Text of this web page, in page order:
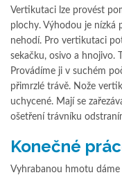
Vertikutaci lze provést
plochy. Výhodou je nízká
nehodí. Pro vertikutaci
sekačku, osivo a hnojivo.
Provádíme ji v suchém
přimrzlé trávě. Nože
uchycené. Mají se
ošetření trávníku
Konečné
Vyhrabanou hmotu